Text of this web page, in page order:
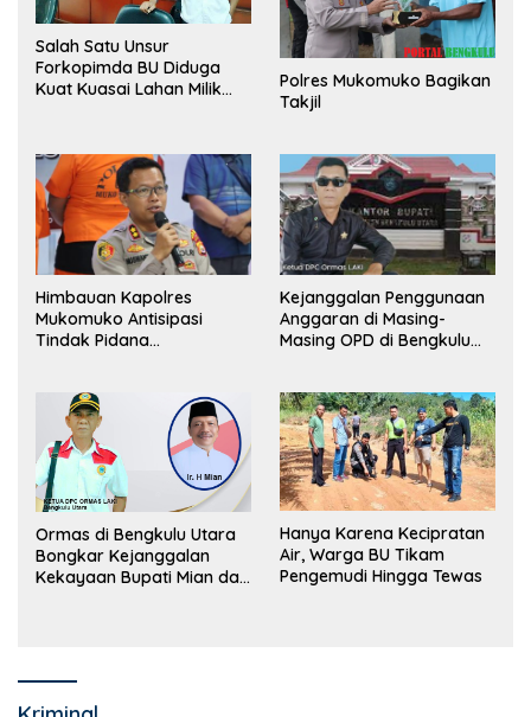
Salah Satu Unsur
Forkopimda BU Diduga
Kuat Kuasai Lahan Milik
Polres Mukomuko Bagikan
Takjil
Himbauan Kapolres
Mukomuko Antisipasi
Tindak Pidana
Kejanggalan Penggunaan
Anggaran di Masing-
Masing OPD di Bengkulu
Ormas di Bengkulu Utara
Bongkar Kejanggalan
Kekayaan Bupati Mian dan
Hanya Karena Kecipratan
Air, Warga BU Tikam
Pengemudi Hingga Tewas